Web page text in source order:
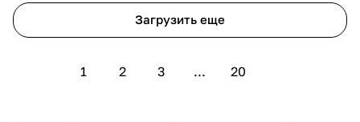
Загрузить еще
1 2 3 ... 20